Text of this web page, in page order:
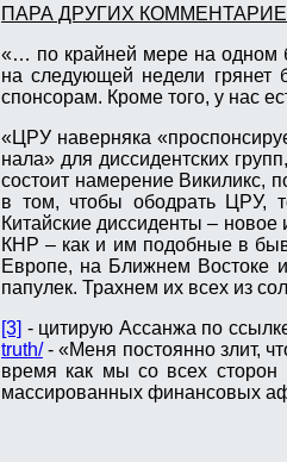
ПАРА ДРУГИХ
«… по крайней мере на одном
на следующей недели
спонсорам. Кроме того, у нас
«ЦРУ наверняка
нала» для диссидентских
состоит намерение Викиликс,
в том, чтобы ободрать ЦРУ,
Китайские диссиденты –
КНР – как и им подобные в
Европе, на Ближнем Востоке и
папулек. Трахнем их всех из
[3] - цитирую Ассанжа по
truth/- «Меня постоянно злит,
время как мы со всех сторон
массированных финансовых